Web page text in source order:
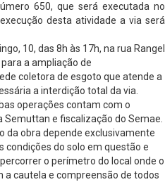
650, que será executada no
desta atividade a via será
10, das 8h às 17h, na rua Rangel
a ampliação de
coletora de esgoto que atende a
a interdição total da via.
operações contam com o
e fiscalização do Semae.
da obra depende exclusivamente
condições do solo em questão e
o perímetro do local onde o
a cautela e compreensão de todos